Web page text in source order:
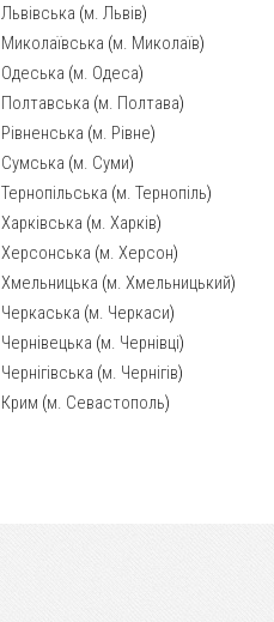
Львівська (м. Львів)
Миколаївська (м. Миколаїв)
Одеська (м. Одеса)
Полтавська (м. Полтава)
Рівненська (м. Рівне)
Сумська (м. Суми)
Тернопільська (м. Тернопіль)
Харківська (м. Харків)
Херсонська (м. Херсон)
Хмельницька (м. Хмельницький)
Черкаська (м. Черкаси)
Чернівецька (м. Чернівці)
Чернігівська (м. Чернігів)
Крим (м. Севастополь)